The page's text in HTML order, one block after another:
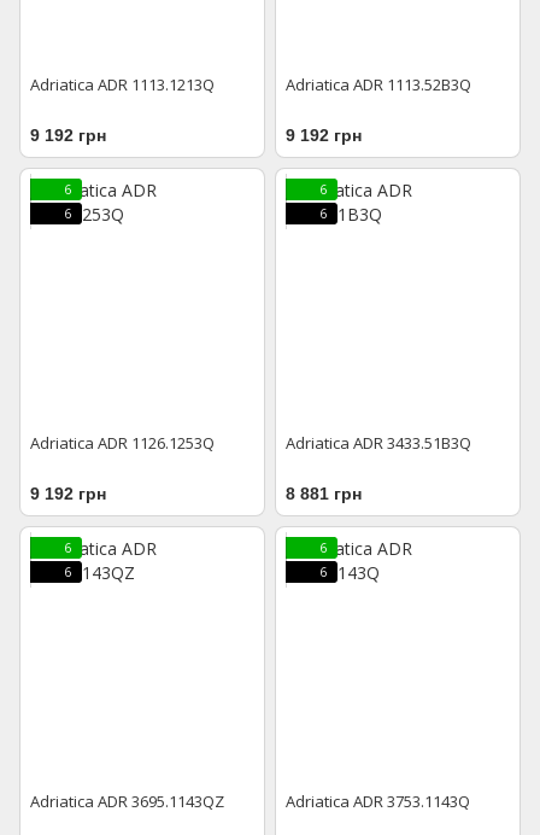
Adriatica ADR 1113.1213Q
9 192 грн
Adriatica ADR 1113.52B3Q
9 192 грн
6
6
Adriatica ADR 1126.1253Q
9 192 грн
6
6
Adriatica ADR 3433.51B3Q
8 881 грн
6
6
Adriatica ADR 3695.1143QZ
6
6
Adriatica ADR 3753.1143Q